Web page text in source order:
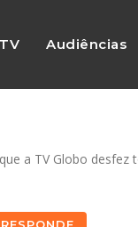
TV Audiências
a TV Globo desfez